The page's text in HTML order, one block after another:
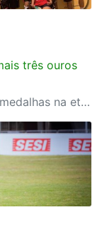
três ouros
Taline Mariane dos Anjos faturou três medalhas na etapa da competição disputada em Brasília